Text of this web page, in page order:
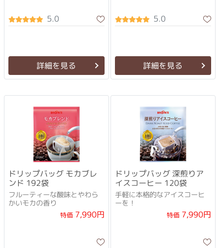
5.0
詳細を見る
5.0
詳細を見る
ドリップバッグ モカブレ
ンド 192袋
フルーティーな酸味とやわら
かいモカの香り
特価7,990円
ドリップバッグ 深煎りア
イスコーヒー 120袋
手軽に本格的なアイスコーヒ
ーを！
特価7,990円